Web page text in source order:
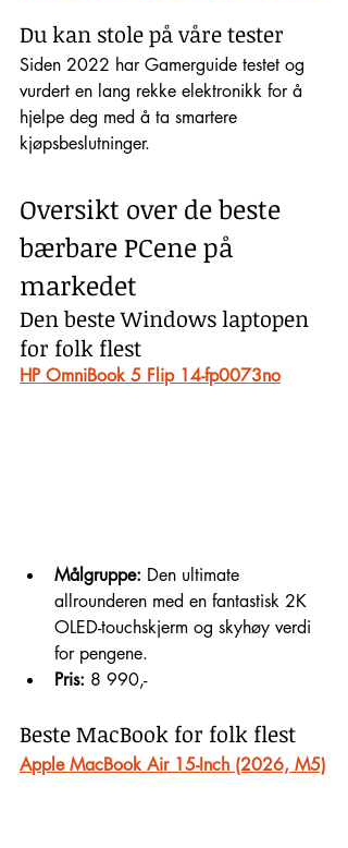
Du kan stole på våre tester
Siden 2022 har Gamerguide testet og
vurdert en lang rekke elektronikk for å
hjelpe deg med å ta smartere
kjøpsbeslutninger.
Oversikt over de beste
bærbare PCene på
markedet
Den beste Windows laptopen
for folk flest
HP OmniBook 5 Flip 14-fp0073no
Målgruppe: Den ultimate
allrounderen med en fantastisk 2K
OLED-touchskjerm og skyhøy verdi
for pengene.
Pris: 8 990,-
Beste MacBook for folk flest
Apple MacBook Air 15-Inch (2026, M5)